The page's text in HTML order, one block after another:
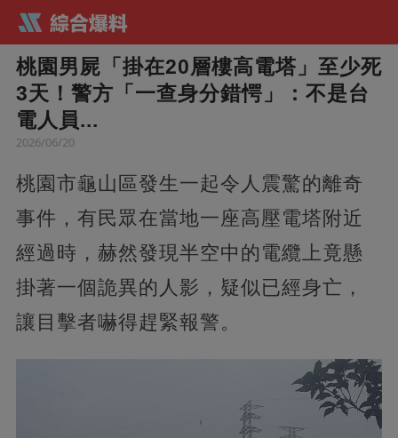
桃園男屍「掛在20層樓高電塔」至少死
3天！警方「一查身分錯愕」：不是台
電人員...
2026/06/20
桃園市龜山區發生一起令人震驚的離奇
事件，有民眾在當地一座高壓電塔附近
經過時，赫然發現半空中的電纜上竟懸
掛著一個詭異的人影，疑似已經身亡，
讓目擊者嚇得趕緊報警。